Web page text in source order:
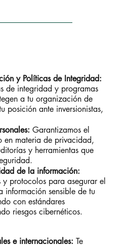
y Políticas de Integridad:
de integridad y programas
a tu organización de
posición ante inversionistas,
Garantizamos el
en materia de privacidad,
y herramientas que
de la información:
y protocolos para asegurar el
información sensible de tu
con estándares
riesgos cibernéticos.
e internacionales: Te